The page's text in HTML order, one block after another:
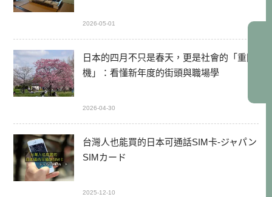
2026-05-01
日本的四月不只是春天，更是社會的「重開
機」：看懂新年度的街頭與職場學
2026-04-30
台灣人也能買的日本可通話SIM卡-ジャパン
SIMカード
2025-12-10